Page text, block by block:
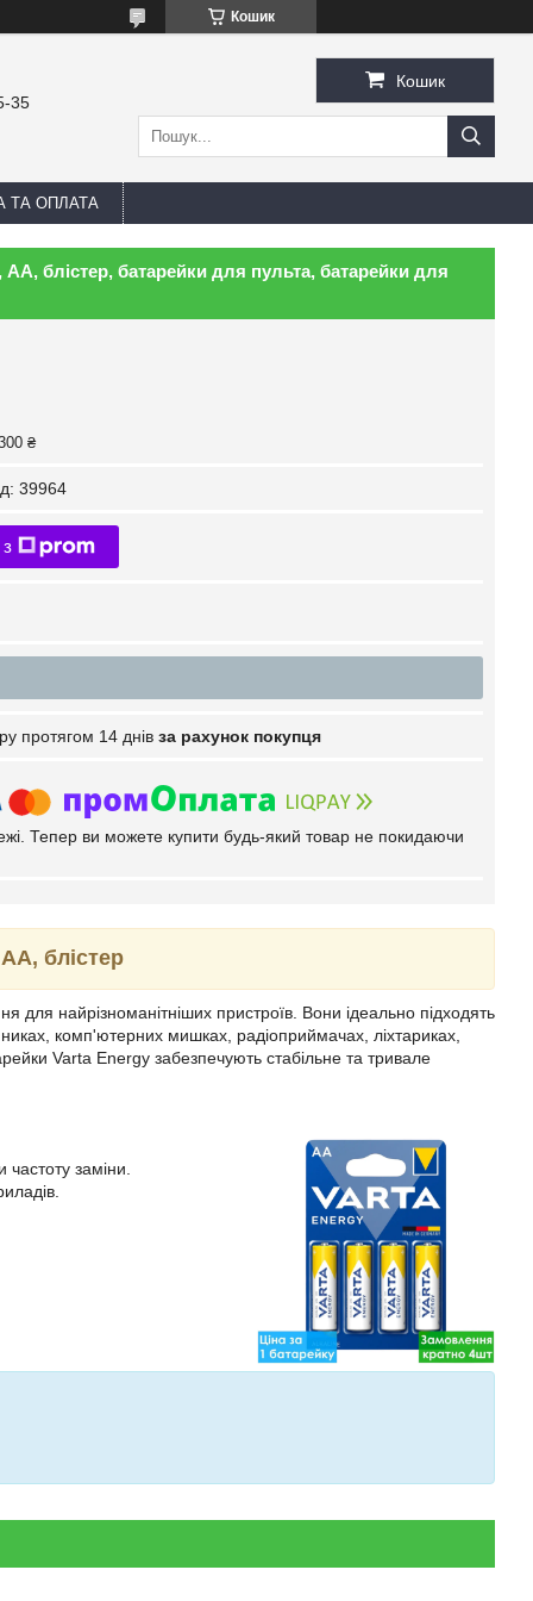
Кошик
35
Кошик
ТА ОПЛАТА
блістер, батарейки для пульта, батарейки для
₴
39964
протягом 14 днів за рахунок покупця
Тепер ви можете купити будь-який товар не покидаючи
блістер
найрізноманітніших пристроїв. Вони ідеально підходять
комп'ютерних мишках, радіоприймачах, ліхтариках,
Varta Energy забезпечують стабільне та тривале
заміни.